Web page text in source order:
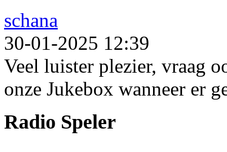
schana
30-01-2025 12:39
Veel luister plezier, vraag
onze Jukebox wanneer er
Radio Speler